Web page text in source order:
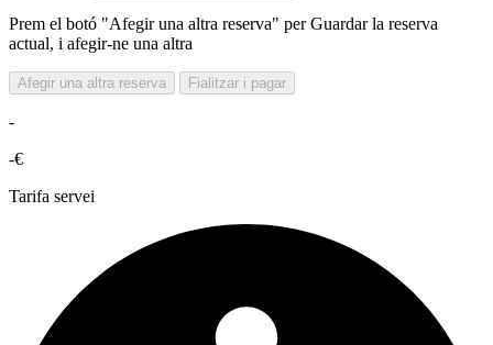
Prem el botó "Afegir una altra reserva" per Guardar la reserva
actual, i afegir-ne una altra
Afegir una altra reserva Fialitzar i pagar
-
-€
Tarifa servei